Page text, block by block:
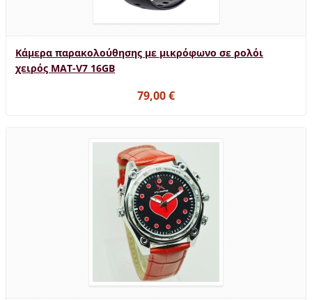
Κάμερα παρακολούθησης με μικρόφωνο σε ρολόι
χειρός MAT-V7 16GB
79,00 €